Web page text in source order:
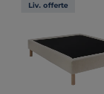
Liv. offerte